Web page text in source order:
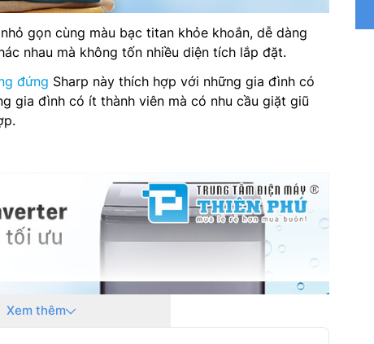
gọn cùng màu bạc titan khỏe khoắn, dễ dàng
nhau mà không tốn nhiều diện tích lắp đặt.
đứng Sharp này thích hợp với những gia đình có
gia đình có ít thành viên mà có nhu cầu giặt giũ
Xem thêm